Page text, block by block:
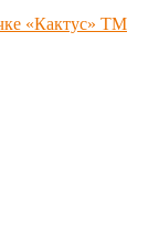
«Кактус» ТМ